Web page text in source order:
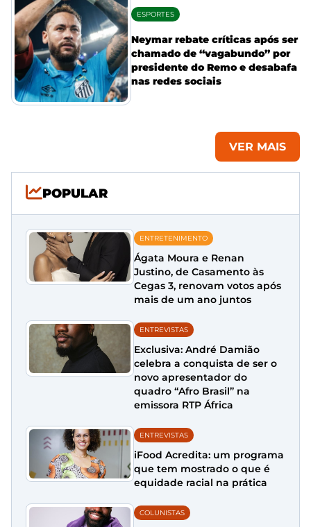
ESPORTES
Neymar rebate críticas após ser
chamado de “vagabundo” por
presidente do Remo e desabafa
nas redes sociais
VER MAIS
POPULAR
ENTRETENIMENTO
Ágata Moura e Renan
Justino, de Casamento às
Cegas 3, renovam votos após
mais de um ano juntos
ENTREVISTAS
Exclusiva: André Damião
celebra a conquista de ser o
novo apresentador do
quadro “Afro Brasil” na
emissora RTP África
ENTREVISTAS
iFood Acredita: um programa
que tem mostrado o que é
equidade racial na prática
COLUNISTAS